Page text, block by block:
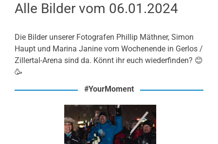
Alle Bilder vom 06.01.2024
Die Bilder unserer Fotografen Phillip Mäthner, Simon
Haupt und Marina Janine vom Wochenende in Gerlos /
Zillertal-Arena sind da. Könnt ihr euch wiederfinden? 😊
🥳
#YourMoment